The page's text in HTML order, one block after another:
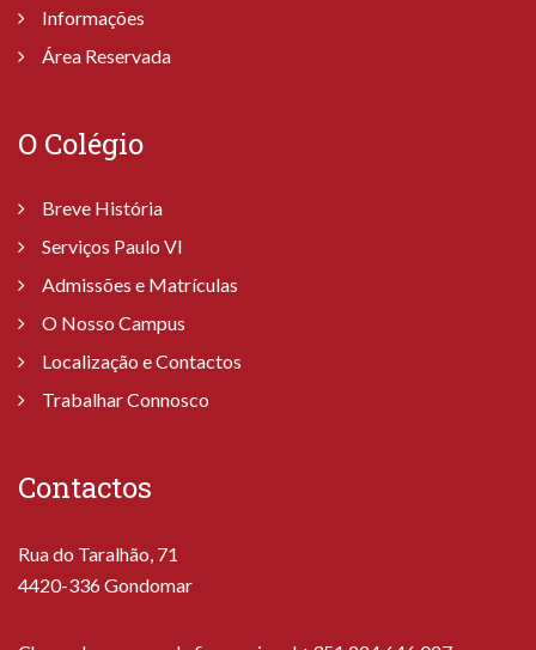
Informações
Área Reservada
O Colégio
Breve História
Serviços Paulo VI
Admissões e Matrículas
O Nosso Campus
Localização e Contactos
Trabalhar Connosco
Contactos
Rua do Taralhão, 71
4420-336 Gondomar